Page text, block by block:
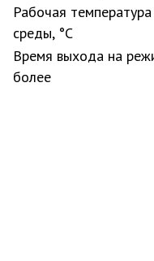
Рабочая
среды, °С
Время выхода на
более